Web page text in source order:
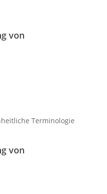
von
Terminologie
von